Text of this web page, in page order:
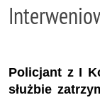
Policjant z I
służbie